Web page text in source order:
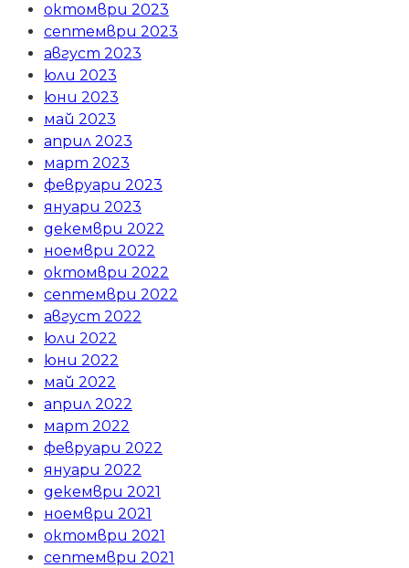
октомври 2023
септември 2023
август 2023
юли 2023
юни 2023
май 2023
април 2023
март 2023
февруари 2023
януари 2023
декември 2022
ноември 2022
октомври 2022
септември 2022
август 2022
юли 2022
юни 2022
май 2022
април 2022
март 2022
февруари 2022
януари 2022
декември 2021
ноември 2021
октомври 2021
септември 2021